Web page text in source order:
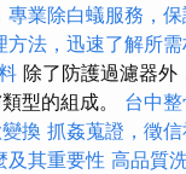
專業除白蟻服務，
方法，迅速了解所
除了防護過濾器外
型的組成。 台中
換 抓姦蒐證，徵
及其重要性 高品質